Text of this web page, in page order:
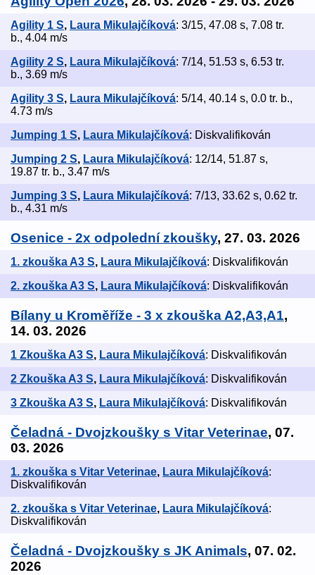
Agility 1 S, Laura Mikulajčíková: 3/15, 47.08 s, 7.08 tr.
b., 4.04 m/s
Agility 2 S, Laura Mikulajčíková: 7/14, 51.53 s, 6.53 tr.
b., 3.69 m/s
Agility 3 S, Laura Mikulajčíková: 5/14, 40.14 s, 0.0 tr. b.,
4.73 m/s
Jumping 1 S, Laura Mikulajčíková: Diskvalifikován
Jumping 2 S, Laura Mikulajčíková: 12/14, 51.87 s,
19.87 tr. b., 3.47 m/s
Jumping 3 S, Laura Mikulajčíková: 7/13, 33.62 s, 0.62 tr.
b., 4.31 m/s
Osenice - 2x odpolední zkoušky, 27. 03. 2026
1. zkouška A3 S, Laura Mikulajčíková: Diskvalifikován
2. zkouška A3 S, Laura Mikulajčíková: Diskvalifikován
Bílany u Kroměříže - 3 x zkouška A2,A3,A1,
14. 03. 2026
1 Zkouška A3 S, Laura Mikulajčíková: Diskvalifikován
2 Zkouška A3 S, Laura Mikulajčíková: Diskvalifikován
3 Zkouška A3 S, Laura Mikulajčíková: Diskvalifikován
Čeladná - Dvojzkoušky s Vitar Veterinae, 07.
03. 2026
1. zkouška s Vitar Veterinae, Laura Mikulajčíková:
Diskvalifikován
2. zkouška s Vitar Veterinae, Laura Mikulajčíková:
Diskvalifikován
Čeladná - Dvojzkoušky s JK Animals, 07. 02.
2026